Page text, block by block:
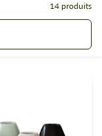
14 produits